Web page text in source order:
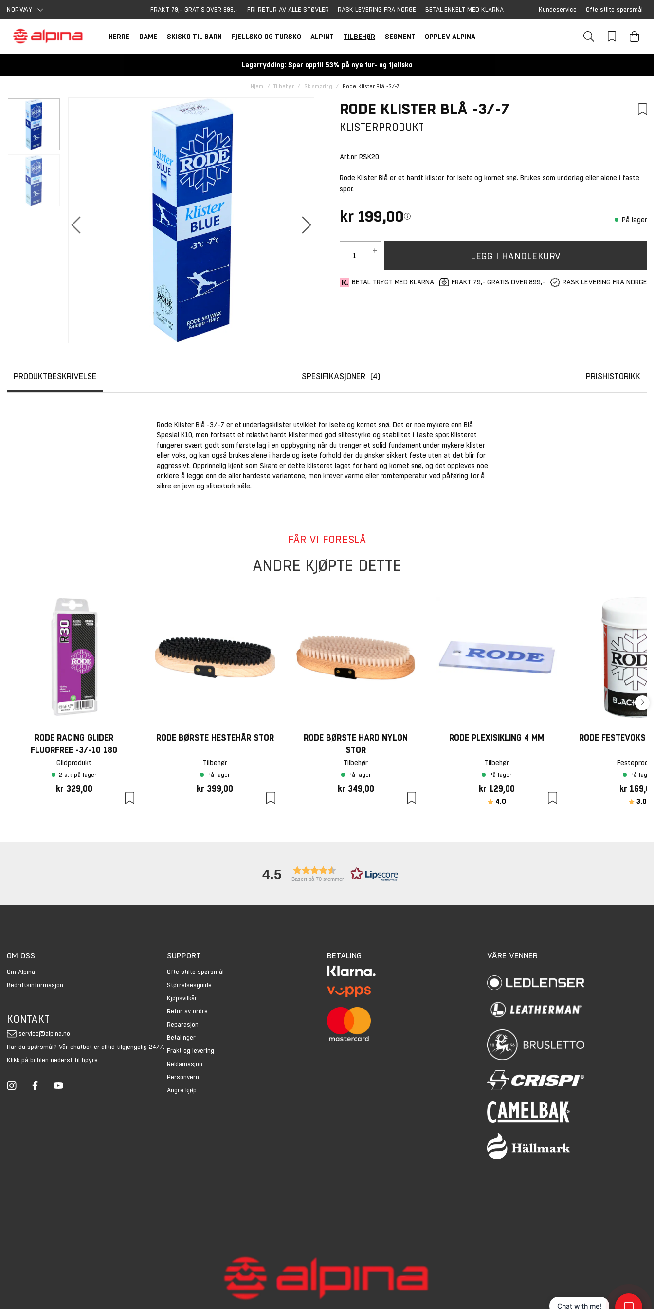
NORWAY FRAKT 79,- GRATIS OVER 899,- FRI RETUR AV ALLE STØVLER RASK LEVERING FRA NORGE BETAL ENKELT MED KLARNA Kundeservice Ofte stilte spørsmål
HERRE DAME SKISKO TIL BARN FJELLSKO OG TURSKO ALPINT TILBEHØR SEGMENT OPPLEV ALPINA
Lagerrydding: Spar opptil 53% på nye tur- og fjellsko
Hjem Tilbehør Skismøring Rode Klister Blå -3/-7
RODE KLISTER BLÅ -3/-7
KLISTERPRODUKT
Art.nr RSK20
Rode Klister Blå er et hardt klister for isete og kornet snø. Brukes som underlag eller alene i faste
spor.
kr 199,00 På lager
LEGG I HANDLEKURV
BETAL TRYGT MED KLARNA FRAKT 79,- GRATIS OVER 899,- RASK LEVERING FRA NORGE
PRODUKTBESKRIVELSE SPESIFIKASJONER 4 PRISHISTORIKK
Rode Klister Blå -3/-7 er et underlagsklister utviklet for isete og kornet snø. Det er noe mykere enn Blå
Spesial K10, men fortsatt et relativt hardt klister med god slitestyrke og stabilitet i faste spor. Klisteret
fungerer svært godt som første lag i en oppbygning når du trenger et solid fundament under mykere klister
eller voks, og kan også brukes alene i harde og isete forhold der du ønsker sikkert feste uten at det blir for
aggressivt. Opprinnelig kjent som Skare er dette klisteret laget for hard og kornet snø, og det oppleves noe
enklere å legge enn de aller hardeste variantene, men krever varme eller romtemperatur ved påføring for å
sikre en jevn og slitesterk såle.
FÅR VI FORESLÅ
ANDRE KJØPTE DETTE
RODE RACING GLIDER
FLUORFREE -3/-10 180
Glidprodukt
2 stk på lager
kr 329,00
RODE BØRSTE HESTEHÅR STOR
Tilbehør
På lager
kr 399,00
RODE BØRSTE HARD NYLON
STOR
Tilbehør
På lager
kr 349,00
RODE PLEXISIKLING 4 MM
Tilbehør
På lager
kr 129,00
Karakter:
4.0
RODE FESTEVOKS
På lager
kr
3.0
4.5 Basert på 70 stemmer
OM OSS
Om Alpina
Bedriftsinformasjon
KONTAKT
service@alpina.no
Har du spørsmål? Vår chatbot er alltid tilgjengelig 24/7.
Klikk på boblen nederst til høyre.
SUPPORT
Ofte stilte spørsmål
Størrelsesguide
Kjøpsvilkår
Retur av ordre
Reparasjon
Betalinger
Frakt og levering
Reklamasjon
Personvern
Angre kjøp
BETALING VÅRE VENNER
Chat with me!